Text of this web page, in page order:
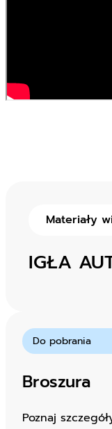
Materiały
IGŁA
Do pobrania
Broszura
Poznaj